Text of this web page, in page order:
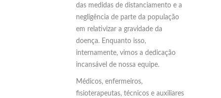
das medidas de distanciamento e a
negligência de parte da população
em relativizar a gravidade da
doença. Enquanto isso,
internamente, vimos a dedicação
incansável de nossa equipe.
Médicos, enfermeiros,
fisioterapeutas, técnicos e auxiliares